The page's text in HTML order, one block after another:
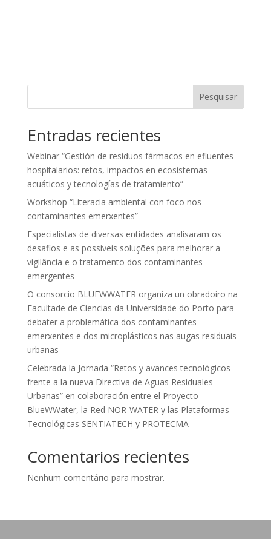
Pesquisar
Entradas recientes
Webinar “Gestión de residuos fármacos en efluentes
hospitalarios: retos, impactos en ecosistemas
acuáticos y tecnologías de tratamiento”
Workshop “Literacia ambiental con foco nos
contaminantes emerxentes”
Especialistas de diversas entidades analisaram os
desafios e as possíveis soluções para melhorar a
vigilância e o tratamento dos contaminantes
emergentes
O consorcio BLUEWWATER organiza un obradoiro na
Facultade de Ciencias da Universidade do Porto para
debater a problemática dos contaminantes
emerxentes e dos microplásticos nas augas residuais
urbanas
Celebrada la Jornada “Retos y avances tecnológicos
frente a la nueva Directiva de Aguas Residuales
Urbanas” en colaboración entre el Proyecto
BlueWWater, la Red NOR-WATER y las Plataformas
Tecnológicas SENTIATECH y PROTECMA
Comentarios recientes
Nenhum comentário para mostrar.